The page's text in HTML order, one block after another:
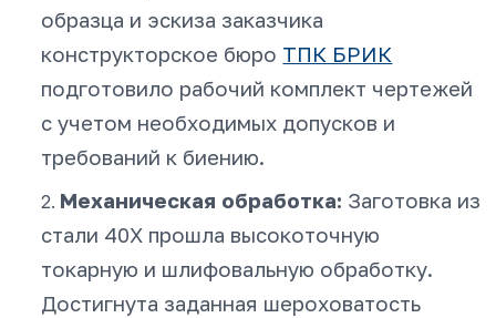
образца и эскиза заказчика
конструкторское бюро ТПК БРИК
подготовило рабочий комплект чертежей
с учетом необходимых допусков и
требований к биению.
Механическая обработка: Заготовка из
стали 40Х прошла высокоточную
токарную и шлифовальную обработку.
Достигнута заданная шероховатость